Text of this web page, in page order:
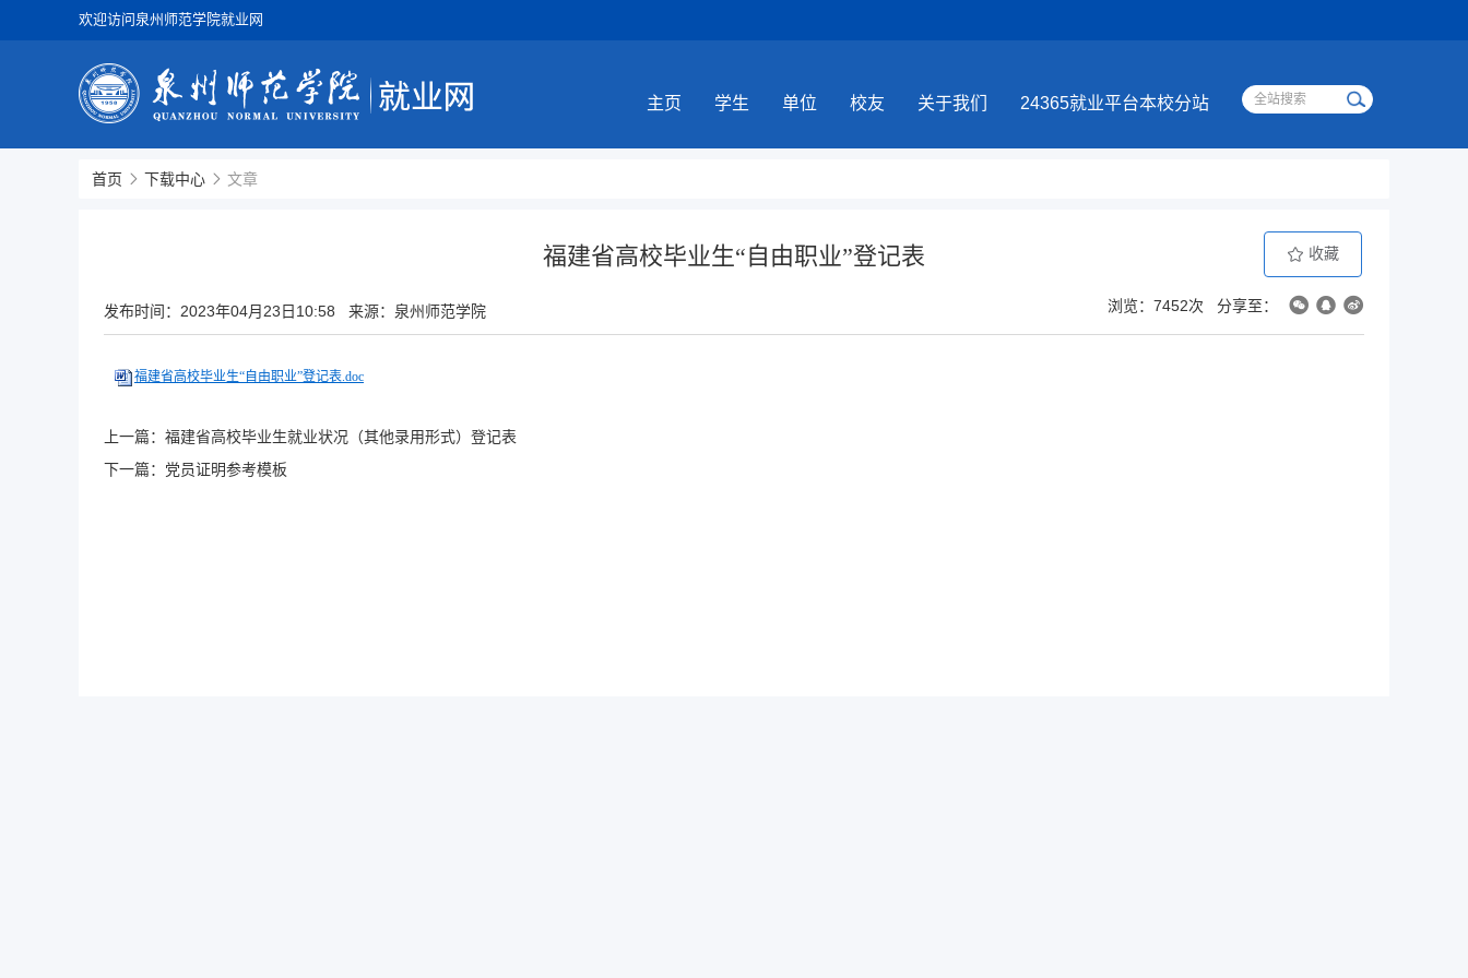
欢迎访问泉州师范学院就业网
主页 学生 单位 校友 关于我们 24365就业平台本校分站
首页 下载中心 文章
福建省高校毕业生“自由职业”登记表 收藏
浏览：7452次 分享至：
发布时间： 2023年04月23日10:58 来源：泉州师范学院
福建省高校毕业生“自由职业”登记表.doc
上一篇： 福建省高校毕业生就业状况（其他录用形式）登记表
下一篇： 党员证明参考模板